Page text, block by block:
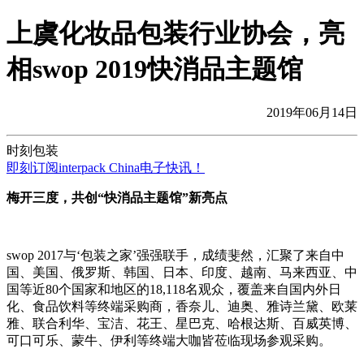
上虞化妆品包装行业协会，亮
相swop 2019快消品主题馆
2019年06月14日
时刻包装
即刻订阅interpack China电子快讯！
梅开三度，共创“快消品主题馆”新亮点
swop 2017与‘包装之家’强强联手，成绩斐然，汇聚了来自中
国、美国、俄罗斯、韩国、日本、印度、越南、马来西亚、中
国等近80个国家和地区的18,118名观众，覆盖来自国内外日
化、食品饮料等终端采购商，香奈儿、迪奥、雅诗兰黛、欧莱
雅、联合利华、宝洁、花王、星巴克、哈根达斯、百威英博、
可口可乐、蒙牛、伊利等终端大咖皆莅临现场参观采购。